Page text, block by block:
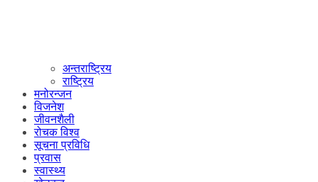
अन्तराष्ट्रिय
राष्ट्रिय
मनोरन्जन
विजनेश
जीवनशैली
रोचक विश्व
सूचना प्रविधि
प्रवास
स्वास्थ्य